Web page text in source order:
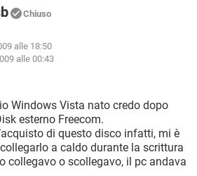
WHATSAPP
WHATSAPP
GAMING
WINDOWS 10
FACEBOOK
GAMING
WHATSAPP
FACEBOOK
ANDROID
WINDOWS 10
WHATSAPP
Chiuso
alle 18:50
alle 00:43
Windows Vista nato credo dopo
esterno Freecom.
di questo disco infatti, mi è
a caldo durante la scrittura
collegavo o scollegavo, il pc andava